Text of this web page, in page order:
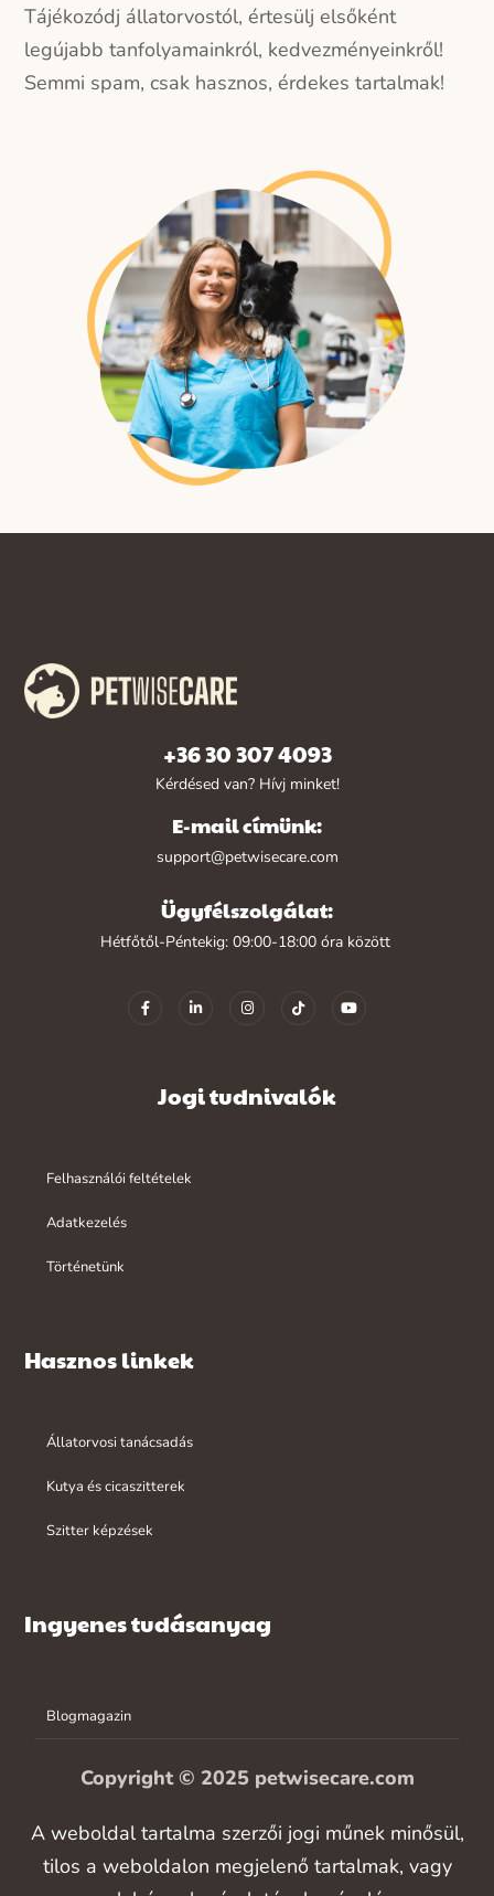
Tájékozódj állatorvostól, értesülj elsőként
legújabb tanfolyamainkról, kedvezményeinkről!
Semmi spam, csak hasznos, érdekes tartalmak!
+36 30 307 4093
Kérdésed van? Hívj minket!
E-mail címünk:
support@petwisecare.com
Ügyfélszolgálat:
Hétfőtől-Péntekig: 09:00-18:00 óra között
Jogi tudnivalók
Felhasználói feltételek
Adatkezelés
Történetünk
Hasznos linkek
Állatorvosi tanácsadás
Kutya és cicaszitterek
Szitter képzések
Ingyenes tudásanyag
Blogmagazin
Copyright © 2025 petwisecare.com
A weboldal tartalma szerzői jogi műnek minősül,
tilos a weboldalon megjelenő tartalmak, vagy